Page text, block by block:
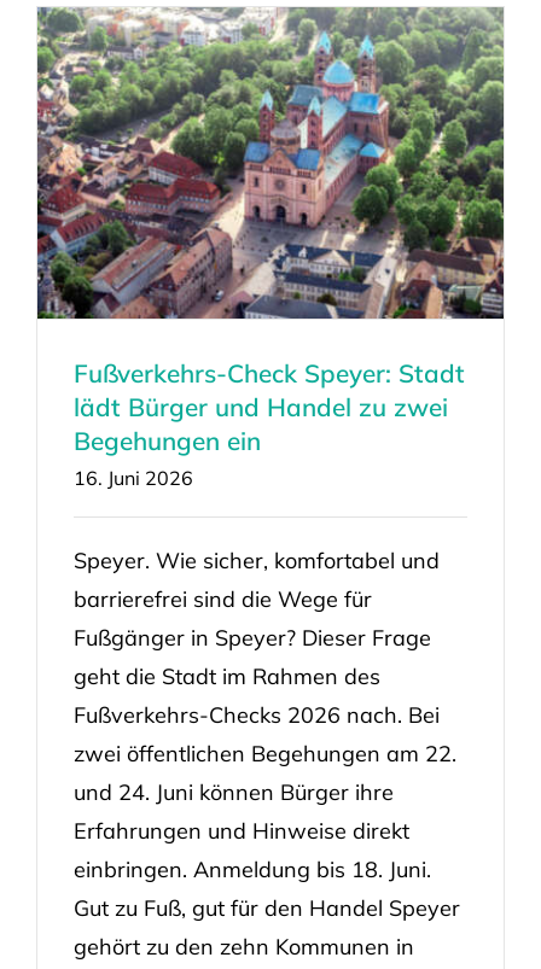
Fußverkehrs-Check Speyer: Stadt
lädt Bürger und Handel zu zwei
Begehungen ein
16. Juni 2026
Speyer. Wie sicher, komfortabel und
barrierefrei sind die Wege für
Fußgänger in Speyer? Dieser Frage
geht die Stadt im Rahmen des
Fußverkehrs-Checks 2026 nach. Bei
zwei öffentlichen Begehungen am 22.
und 24. Juni können Bürger ihre
Erfahrungen und Hinweise direkt
einbringen. Anmeldung bis 18. Juni.
Gut zu Fuß, gut für den Handel Speyer
gehört zu den zehn Kommunen in